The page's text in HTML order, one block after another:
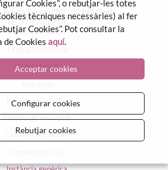
Rovira Roure nº80 · 25198 Lleida
Tel. 973 70 22 01
info@irblleida.cat
iFUNDANET
Política de cookies
Política de privacitat
Canal de denúncies
Cookies”, o rebutjar-les totes
tècniques necessàries) al fer
Cookies”. Pot consultar la
de Cookies aquí.
Acceptar cookies
Configurar cookies
Rebutjar cookies